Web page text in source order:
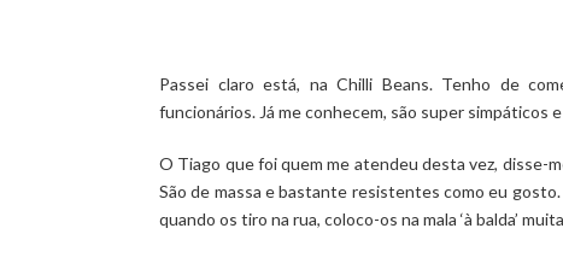
Passei claro está, na Chilli Beans. Tenho de
funcionários. Já me conhecem, são super simpáticos
O Tiago que foi quem me atendeu desta vez, disse-
São de massa e bastante resistentes como eu
quando os tiro na rua, coloco-os na mala ‘à balda’